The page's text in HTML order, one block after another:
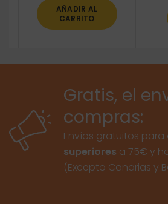
AÑADIR AL
CARRITO
Gratis, el
compras:
Envíos gratuitos para
superiores a 75€ y
(Excepto Canarias y